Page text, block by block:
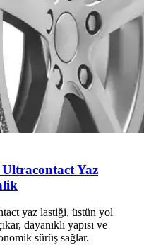
Yaz
yaz lastiği, üstün yol
dayanıklı yapısı ve
sürüş sağlar.